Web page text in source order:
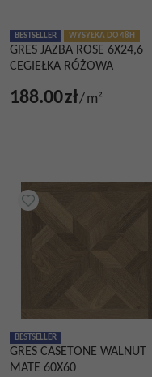
BESTSELLER WYSYŁKA DO 48H
GRES JAZBA ROSE 6X24,6
CEGIEŁKA RÓŻOWA
188.00zł/m²
BESTSELLER
GRES CASETONE WALNUT
MATE 60X60